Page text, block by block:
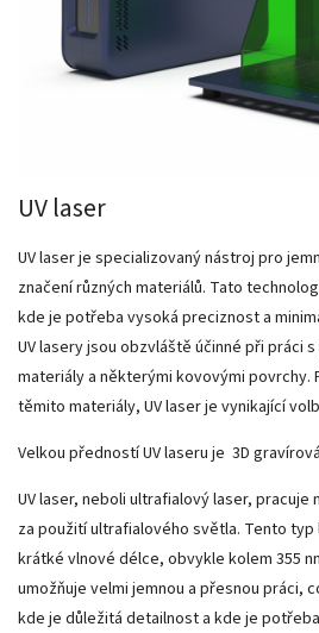
UV laser
UV laser je specializovaný nástroj pro
značení různých materiálů. Tato
kde je potřeba vysoká preciznost a
UV lasery jsou obzvláště účinné při práci
materiály a některými kovovými povrchy.
těmito materiály, UV laser je vynikající
Velkou předností UV laseru je 3D
UV laser, neboli ultrafialový laser, pracuje
za použití ultrafialového světla. Tento
krátké vlnové délce, obvykle kolem 355
umožňuje velmi jemnou a přesnou práci,
kde je důležitá detailnost a kde je